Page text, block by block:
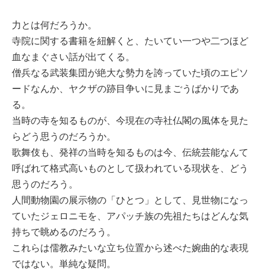
力とは何だろうか。
寺院に関する書籍を紐解くと、たいてい一つや二つほど
血なまぐさい話が出てくる。
僧兵なる武装集団が絶大な勢力を誇っていた頃のエピソ
ードなんか、ヤクザの跡目争いに見まごうばかりであ
る。
当時の寺を知るものが、今現在の寺社仏閣の風体を見た
らどう思うのだろうか。
歌舞伎も、発祥の当時を知るものは今、伝統芸能なんて
呼ばれて格式高いものとして扱われている現状を、どう
思うのだろう。
人間動物園の展示物の「ひとつ」として、見世物になっ
ていたジェロニモを、アパッチ族の先祖たちはどんな気
持ちで眺めるのだろう。
これらは儒教みたいな立ち位置から述べた婉曲的な表現
ではない。単純な疑問。